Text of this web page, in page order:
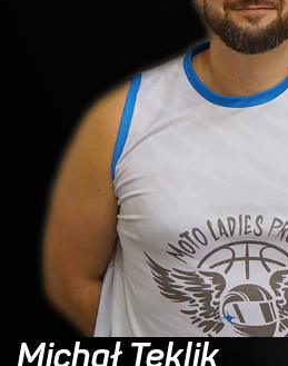
Michał Teklik